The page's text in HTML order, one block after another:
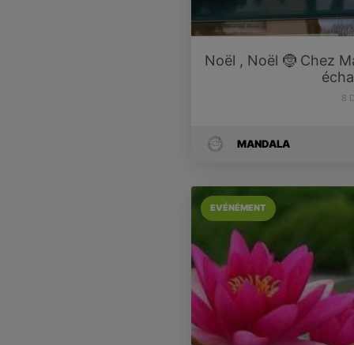
Noël , Noël 🤶 Chez
8
MANDALA
EVÉNÉMENT